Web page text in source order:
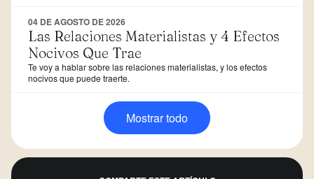
04 DE AGOSTO DE 2026
Las Relaciones Materialistas y 4 Efectos
Nocivos Que Trae
Te voy a hablar sobre las relaciones materialistas, y los efectos
nocivos que puede traerte.
Mostrar todo